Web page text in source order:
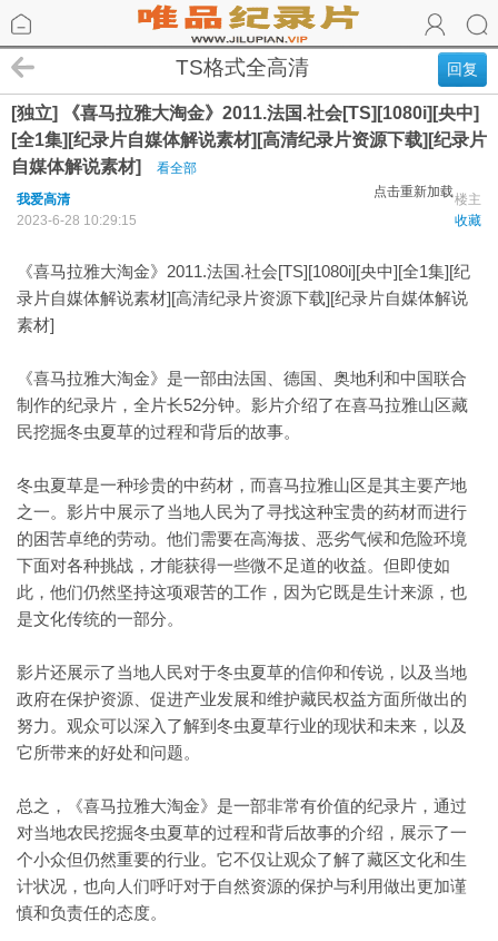
回复
TS格式全高清
[独立] 《喜马拉雅大淘金》2011.法国.社会[TS][1080i][央中]
[全1集][纪录片自媒体解说素材][高清纪录片资源下载][纪录片
自媒体解说素材]
看全部
点击重新加载楼主
我爱高清
收藏
2023-6-28 10:29:15
《喜马拉雅大淘金》2011.法国.社会[TS][1080i][央中][全1集][纪
录片自媒体解说素材][高清纪录片资源下载][纪录片自媒体解说
素材]
《喜马拉雅大淘金》是一部由法国、德国、奥地利和中国联合
制作的纪录片，全片长52分钟。影片介绍了在喜马拉雅山区藏
民挖掘冬虫夏草的过程和背后的故事。
冬虫夏草是一种珍贵的中药材，而喜马拉雅山区是其主要产地
之一。影片中展示了当地人民为了寻找这种宝贵的药材而进行
的困苦卓绝的劳动。他们需要在高海拔、恶劣气候和危险环境
下面对各种挑战，才能获得一些微不足道的收益。但即使如
此，他们仍然坚持这项艰苦的工作，因为它既是生计来源，也
是文化传统的一部分。
影片还展示了当地人民对于冬虫夏草的信仰和传说，以及当地
政府在保护资源、促进产业发展和维护藏民权益方面所做出的
努力。观众可以深入了解到冬虫夏草行业的现状和未来，以及
它所带来的好处和问题。
总之，《喜马拉雅大淘金》是一部非常有价值的纪录片，通过
对当地农民挖掘冬虫夏草的过程和背后故事的介绍，展示了一
个小众但仍然重要的行业。它不仅让观众了解了藏区文化和生
计状况，也向人们呼吁对于自然资源的保护与利用做出更加谨
慎和负责任的态度。